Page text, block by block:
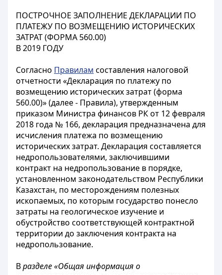
ПОСТРОЧНОЕ ЗАПОЛНЕНИЕ ДЕКЛАРАЦИИ ПО
ПЛАТЕЖУ ПО ВОЗМЕЩЕНИЮ ИСТОРИЧЕСКИХ
ЗАТРАТ (ФОРМА 560.00)
В 2019 ГОДУ
Согласно Правилам составления налоговой
отчетности «Декларация по платежу по
возмещению исторических затрат (форма
560.00)» (далее - Правила), утвержденным
приказом Министра финансов РК от 12 февраля
2018 года № 166, декларация предназначена для
исчисления платежа по возмещению
исторических затрат. Декларация составляется
недропользователями, заключившими
контракт на недропользование в порядке,
установленном законодательством Республики
Казахстан, по месторождениям полезных
ископаемых, по которым государство понесло
затраты на геологическое изучение и
обустройство соответствующей контрактной
территории до заключения контракта на
недропользование.
Вразделе «Общая информация о